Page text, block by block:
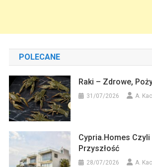
POLECANE
Raki – Zdrowe,
31/07/2026 A.
Cypria.homes Czyli
Przyszłość
28/07/2026 A.